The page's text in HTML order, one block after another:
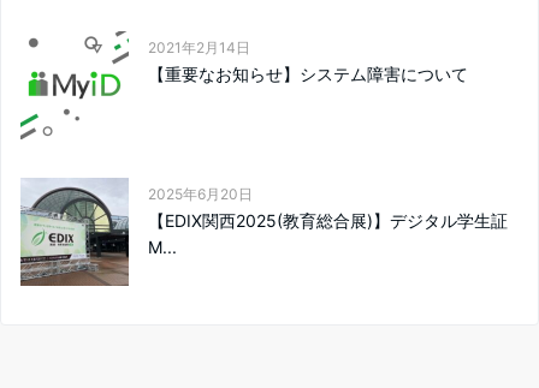
2021年2月14日
【重要なお知らせ】システム障害について
2025年6月20日
【EDIX関西2025(教育総合展)】デジタル学生証
M...